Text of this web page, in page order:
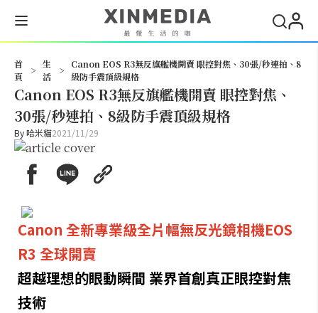
首
頁
>
生
活
>
Canon EOS R3無反旗艦機開賣 眼控對焦、30張/秒連拍、8
級防手震頂級規格
Canon EOS R3無反旗艦機開賣 眼控對焦、
30張/秒連拍、8級防手震頂級規格
By哈米貓2021/11/29
Canon 全新專業級全片幅無反光鏡相機EOS
R3 全球開賣
超越理想的眼動瞬間 業界首創真正眼控對焦
技術